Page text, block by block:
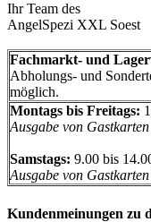
Ihr Team des
AngelSpezi XXL Soest
Fachmarkt- und
Abholungs- und
möglich.
Montags bis Freitags:
Ausgabe von
Samstags: 9.00 bis
Ausgabe von
Kundenmeinungen zu